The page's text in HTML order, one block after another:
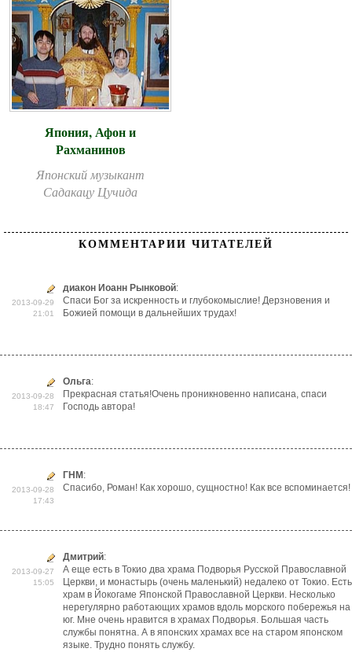
Япония, Афон и
Рахманинов
Японский музыкант
Садакацу Цучида
КОММЕНТАРИИ ЧИТАТЕЛЕЙ
2013-09-29
21:01
диакон Иоанн Рынковой:
Спаси Бог за искренность и глубокомыслие! Дерзновения и
Божией помощи в дальнейших трудах!
2013-09-28
18:47
Ольга:
Прекрасная статья!Очень проникновенно написана, спаси
Господь автора!
2013-09-28
17:43
ГНМ :
Спасибо, Роман! Как хорошо, сущностно! Как все вспоминается!
2013-09-27
15:05
Дмитрий:
А еще есть в Токио два храма Подворья Русской Православной
Церкви, и монастырь (очень маленький) недалеко от Токио. Есть
храм в Йокогаме Японской Православной Церкви. Несколько
нерегулярно работающих храмов вдоль морского побережья на
юг. Мне очень нравится в храмах Подворья. Большая часть
службы понятна. А в японских храмах все на старом японском
языке. Трудно понять службу.